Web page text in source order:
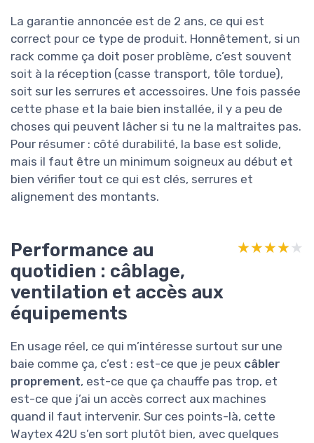
La garantie annoncée est de 2 ans, ce qui est
correct pour ce type de produit. Honnêtement, si un
rack comme ça doit poser problème, c’est souvent
soit à la réception (casse transport, tôle tordue),
soit sur les serrures et accessoires. Une fois passée
cette phase et la baie bien installée, il y a peu de
choses qui peuvent lâcher si tu ne la maltraites pas.
Pour résumer : côté durabilité, la base est solide,
mais il faut être un minimum soigneux au début et
bien vérifier tout ce qui est clés, serrures et
alignement des montants.
Performance au
quotidien : câblage,
ventilation et accès aux
équipements
★★★★★
★★★★★
En usage réel, ce qui m’intéresse surtout sur une
baie comme ça, c’est : est-ce que je peux câbler
proprement, est-ce que ça chauffe pas trop, et
est-ce que j’ai un accès correct aux machines
quand il faut intervenir. Sur ces points-là, cette
Waytex 42U s’en sort plutôt bien, avec quelques